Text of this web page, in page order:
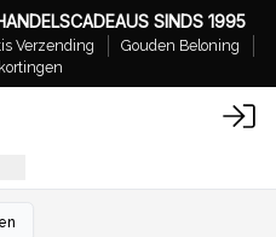
SINDS 1995
Verzending
Gouden Beloning